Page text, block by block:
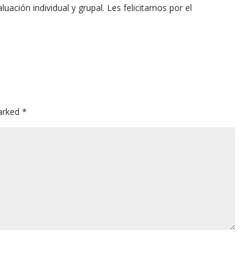
individual y grupal. Les felicitamos por el
*